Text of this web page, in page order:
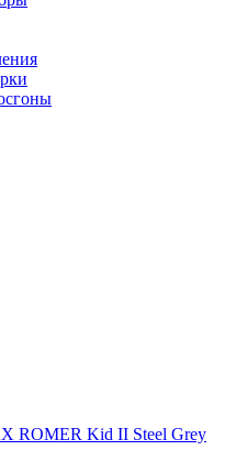
ROMER Kid II Steel Grey